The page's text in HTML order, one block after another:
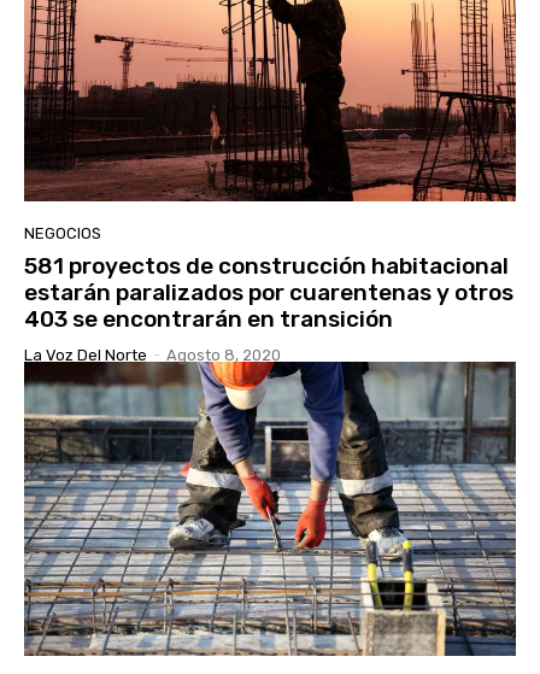
NEGOCIOS
581 proyectos de construcción habitacional
estarán paralizados por cuarentenas y otros
403 se encontrarán en transición
La Voz Del Norte - Agosto 8, 2020